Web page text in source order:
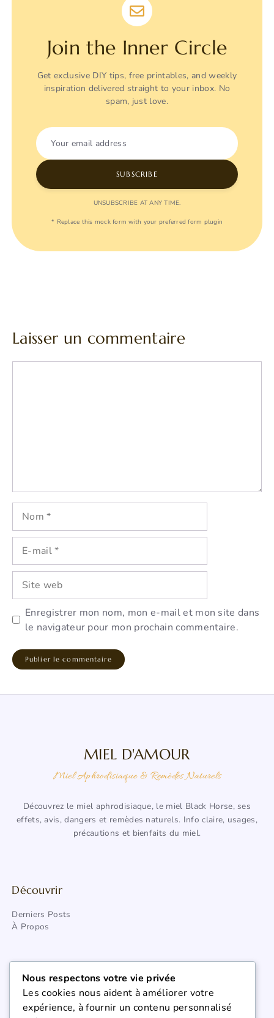
Join the Inner Circle
Get exclusive DIY tips, free printables, and weekly
inspiration delivered straight to your inbox. No
spam, just love.
Your email address
SUBSCRIBE
UNSUBSCRIBE AT ANY TIME.
* Replace this mock form with your preferred form plugin
Laisser un commentaire
Nom
mail
Site
web
Enregistrer mon nom, mon e-mail et mon site dans
le navigateur pour mon prochain commentaire.
MIEL D'AMOUR
Miel Aphrodisiaque & Remèdes Naturels
Découvrez le miel aphrodisiaque, le miel Black Horse, ses
effets, avis, dangers et remèdes naturels. Info claire, usages,
précautions et bienfaits du miel.
Découvrir
Derniers Posts
À Propos
Categories
Santé Douce & Remèdes Naturels
Vitalité, Énergie & Aphrodisiaques Naturels
Nous respectons votre vie privée
Les cookies nous aident à améliorer votre
expérience, à fournir un contenu personnalisé